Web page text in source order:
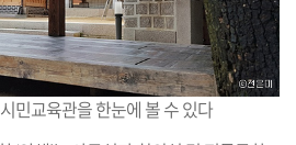
민교육관을 한눈에 볼 수 있다